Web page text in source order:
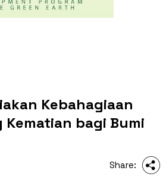
Kebahagiaan
bagi Bumi
Share: